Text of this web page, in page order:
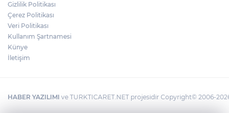
Gizlilik Politikası
Çerez Politikası
Veri Politikası
Kullanım Şartnamesi
Künye
İletişim
HABER YAZILIMI ve TURKTICARET.NET projesidir Copyright© 2006-2026